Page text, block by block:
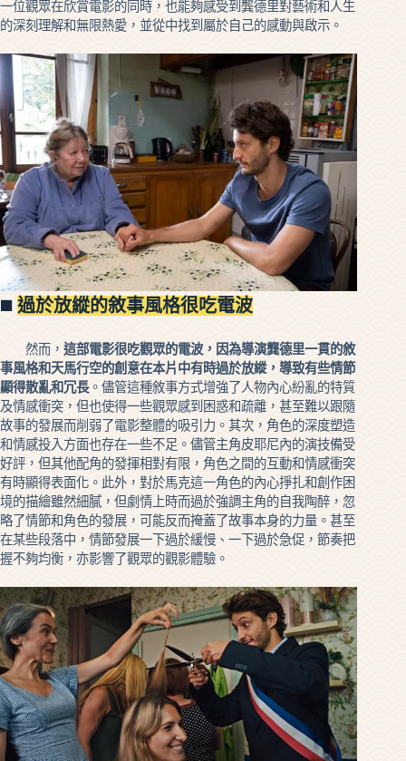
一位觀眾在欣賞電影的同時，也能夠感受到龔德里對藝術和人生
的深刻理解和無限熱愛，並從中找到屬於自己的感動與啟示。
◼️ 過於放縱的敘事風格很吃電波
然而， 這部電影很吃觀眾的電波，因為導演龔德里一貫的敘
事風格和天馬行空的創意在本片中有時過於放縱，導致有些情節
顯得散亂和冗長。儘管這種敘事方式增強了人物內心紛亂的特質
及情感衝突，但也使得一些觀眾感到困惑和疏離，甚至難以跟隨
故事的發展而削弱了電影整體的吸引力。其次，角色的深度塑造
和情感投入方面也存在一些不足。儘管主角皮耶尼內的演技備受
好評，但其他配角的發揮相對有限，角色之間的互動和情感衝突
有時顯得表面化。此外，對於馬克這一角色的內心掙扎和創作困
境的描繪雖然細膩，但劇情上時而過於強調主角的自我陶醉，忽
略了情節和角色的發展，可能反而掩蓋了故事本身的力量。甚至
在某些段落中，情節發展一下過於緩慢、一下過於急促，節奏把
握不夠均衡，亦影響了觀眾的觀影體驗。